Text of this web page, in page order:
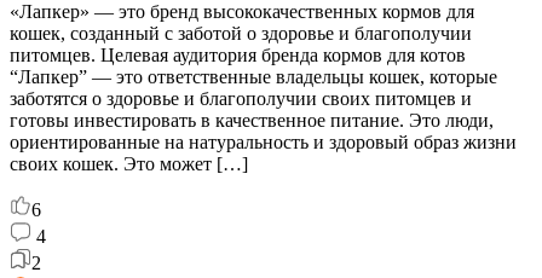
«Лапкер» — это бренд высококачественных кормов для
кошек, созданный с заботой о здоровье и благополучии
питомцев. Целевая аудитория бренда кормов для котов
“Лапкер” — это ответственные владельцы кошек, которые
заботятся о здоровье и благополучии своих питомцев и
готовы инвестировать в качественное питание. Это люди,
ориентированные на натуральность и здоровый образ жизни
своих кошек. Это может […]
6
4
2